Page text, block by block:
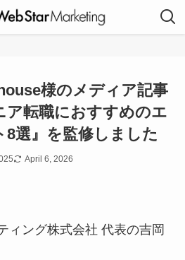
様のメディア記事
ア転職におすすめのエ
8選』を監修しました
April 6, 2026
ィング株式会社 代表の吉岡